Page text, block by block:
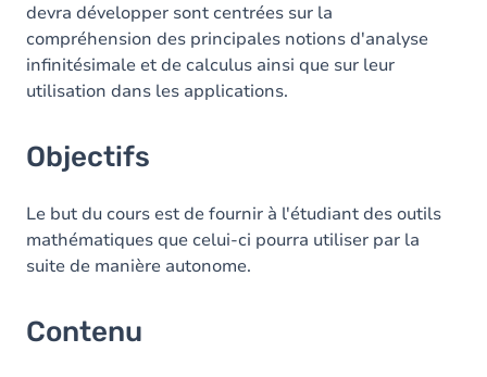
Exercices
devra développer sont centrées sur la
compréhension des principales notions d'analyse
infinitésimale et de calculus ainsi que sur leur
utilisation dans les applications.
Objectifs
Le but du cours est de fournir à l'étudiant des outils
mathématiques que celui-ci pourra utiliser par la
suite de manière autonome.
Contenu